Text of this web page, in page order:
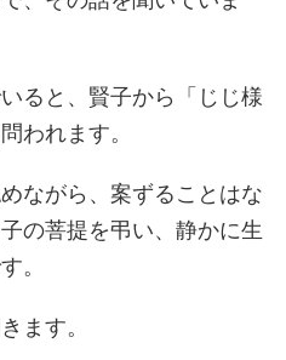
ると、賢子から「じじ様
われます。
ながら、案ずることはな
の菩提を弔い、静かに生
。
ます。